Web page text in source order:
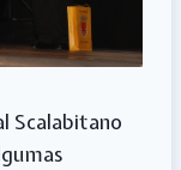
Scalabitano